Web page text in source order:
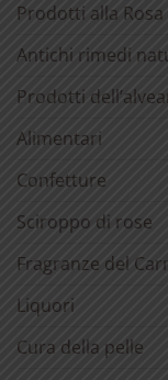
Prodotti alla Rosa
Antichi rimedi
Prodotti
Alimentari
Confetture
Sciroppo di rose
Fragranze del
Liquori
Cura della pelle